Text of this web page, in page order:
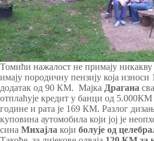
Томићи нажалост не примају
имају породичну пензију која
додатак од 90 КМ. Мајка Драгана
отплаћује кредит у банци од 5.000КМ
године и рата је 169 КМ. Разлог
куповина аутомобила који јој је
сина Михајла који болује од